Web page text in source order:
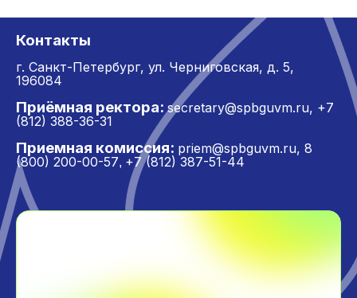
Контакты
г. Санкт-Петербург, ул. Черниговская, д. 5,
196084
Приёмная ректора: secretary@spbguvm.ru, +7
(812) 388-36-31
Приемная комиссия: priem@spbguvm.ru, 8
(800) 200-00-57, +7 (812) 387-51-44